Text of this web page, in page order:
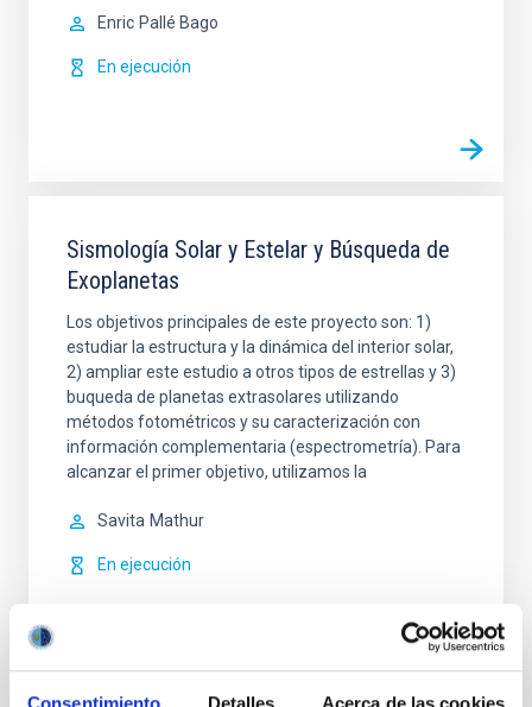
Consentimiento Detalles Acerca de las cookies
Enric Pallé Bago
En ejecución
Sismología Solar y Estelar y Búsqueda de
Exoplanetas
Los objetivos principales de este proyecto son: 1)
estudiar la estructura y la dinámica del interior solar,
2) ampliar este estudio a otros tipos de estrellas y 3)
buqueda de planetas extrasolares utilizando
métodos fotométricos y su caracterización con
información complementaria (espectrometría). Para
alcanzar el primer objetivo, utilizamos la
Savita Mathur
En ejecución